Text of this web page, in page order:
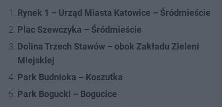
Rynek 1 – Urząd Miasta Katowice – Śródmieście
Plac Szewczyka – Śródmieście
Dolina Trzech Stawów – obok Zakładu Zieleni
Miejskiej
Park Budnioka – Koszutka
Park Bogucki – Bogucice